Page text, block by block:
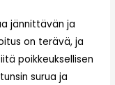
jännittävän ja
on terävä, ja
poikkeuksellisen
surua ja